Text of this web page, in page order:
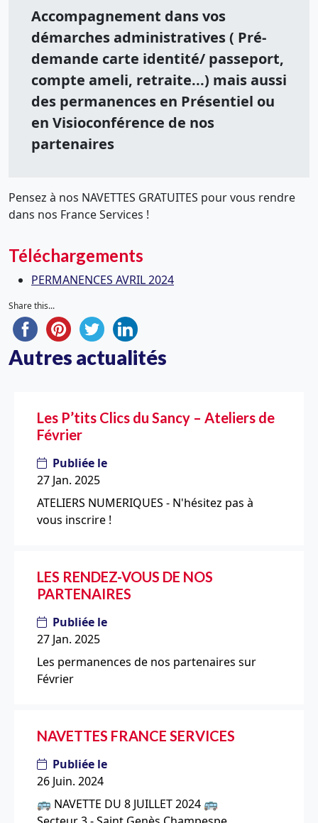
Accompagnement dans vos
démarches administratives ( Pré-
demande carte identité/ passeport,
compte ameli, retraite...) mais aussi
des permanences en Présentiel ou
en Visioconférence de nos
partenaires
Pensez à nos NAVETTES GRATUITES pour vous rendre
dans nos France Services !
Téléchargements
PERMANENCES AVRIL 2024
Share this...
Autres actualités
Les P’tits Clics du Sancy – Ateliers de
Février
Publiée le
27 Jan. 2025
ATELIERS NUMERIQUES - N'hésitez pas à
vous inscrire !
LES RENDEZ-VOUS DE NOS
PARTENAIRES
Publiée le
27 Jan. 2025
Les permanences de nos partenaires sur
Février
NAVETTES FRANCE SERVICES
Publiée le
26 Juin. 2024
🚌 NAVETTE DU 8 JUILLET 2024 🚌